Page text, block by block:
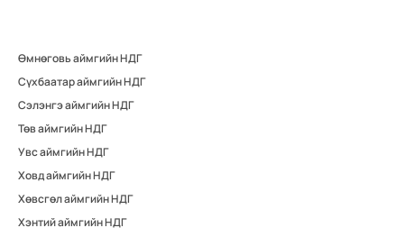
Өмнөговь аймгийн НДГ
Сүхбаатар аймгийн НДГ
Сэлэнгэ аймгийн НДГ
Төв аймгийн НДГ
Увс аймгийн НДГ
Ховд аймгийн НДГ
Хөвсгөл аймгийн НДГ
Хэнтий аймгийн НДГ